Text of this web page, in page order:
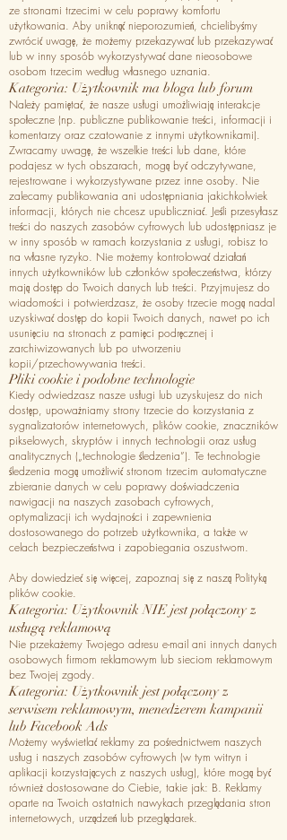
ze stronami trzecimi w celu poprawy komfortu
użytkowania. Aby uniknąć nieporozumień, chcielibyśmy
zwrócić uwagę, że możemy przekazywać lub przekazywać
lub w inny sposób wykorzystywać dane nieosobowe
osobom trzecim według własnego uznania.
Kategoria: Użytkownik ma bloga lub forum
Należy pamiętać, że nasze usługi umożliwiają interakcje
społeczne (np. publiczne publikowanie treści, informacji i
komentarzy oraz czatowanie z innymi użytkownikami).
Zwracamy uwagę, że wszelkie treści lub dane, które
podajesz w tych obszarach, mogą być odczytywane,
rejestrowane i wykorzystywane przez inne osoby. Nie
zalecamy publikowania ani udostępniania jakichkolwiek
informacji, których nie chcesz upubliczniać. Jeśli przesyłasz
treści do naszych zasobów cyfrowych lub udostępniasz je
w inny sposób w ramach korzystania z usługi, robisz to
na własne ryzyko. Nie możemy kontrolować działań
innych użytkowników lub członków społeczeństwa, którzy
mają dostęp do Twoich danych lub treści. Przyjmujesz do
wiadomości i potwierdzasz, że osoby trzecie mogą nadal
uzyskiwać dostęp do kopii Twoich danych, nawet po ich
usunięciu na stronach z pamięci podręcznej i
zarchiwizowanych lub po utworzeniu
kopii/przechowywania treści.
Pliki cookie i podobne technologie
Kiedy odwiedzasz nasze usługi lub uzyskujesz do nich
dostęp, upoważniamy strony trzecie do korzystania z
sygnalizatorów internetowych, plików cookie, znaczników
pikselowych, skryptów i innych technologii oraz usług
analitycznych („technologie śledzenia”). Te technologie
śledzenia mogą umożliwić stronom trzecim automatyczne
zbieranie danych w celu poprawy doświadczenia
nawigacji na naszych zasobach cyfrowych,
optymalizacji ich wydajności i zapewnienia
dostosowanego do potrzeb użytkownika, a także w
celach bezpieczeństwa i zapobiegania oszustwom.
Aby dowiedzieć się więcej, zapoznaj się z naszą Polityką
plików cookie.
Kategoria: Użytkownik NIE jest połączony z
usługą reklamową
Nie przekażemy Twojego adresu e-mail ani innych danych
osobowych firmom reklamowym lub sieciom reklamowym
bez Twojej zgody.
Kategoria: Użytkownik jest połączony z
serwisem reklamowym, menedżerem kampanii
lub Facebook Ads
Możemy wyświetlać reklamy za pośrednictwem naszych
usług i naszych zasobów cyfrowych (w tym witryn i
aplikacji korzystających z naszych usług), które mogą być
również dostosowane do Ciebie, takie jak: B. Reklamy
oparte na Twoich ostatnich nawykach przeglądania stron
internetowych, urządzeń lub przeglądarek.